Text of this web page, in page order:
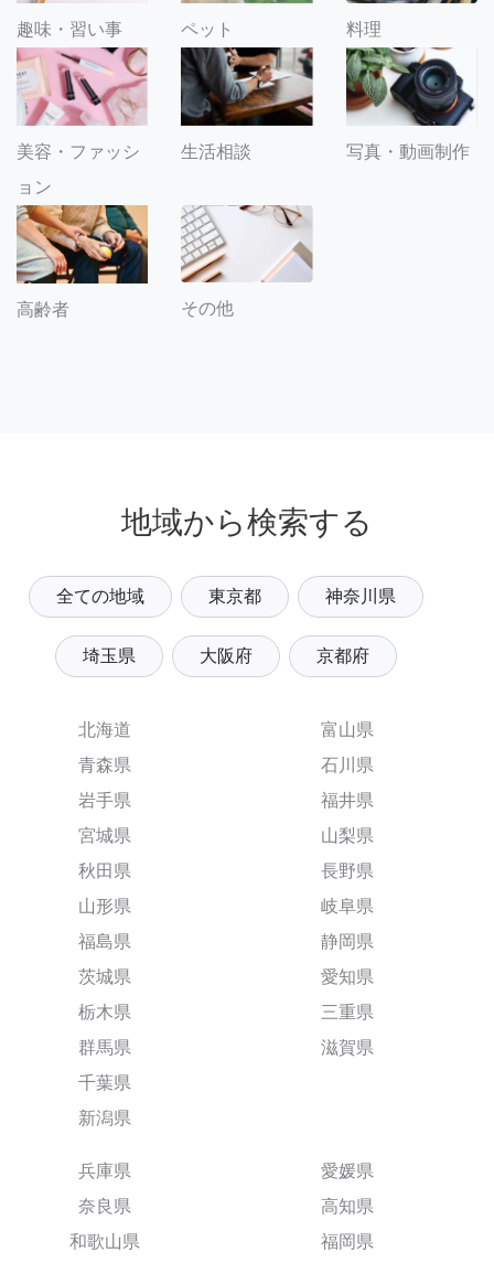
趣味・習い事 ペット 料理
美容・ファッシ
ョン
生活相談 写真・動画制作
高齢者 その他
地域から検索する
全ての地域 東京都 神奈川県
埼玉県 大阪府 京都府
北海道
青森県
岩手県
宮城県
秋田県
山形県
福島県
茨城県
栃木県
群馬県
千葉県
新潟県
富山県
石川県
福井県
山梨県
長野県
岐阜県
静岡県
愛知県
三重県
滋賀県
兵庫県
奈良県
和歌山県
愛媛県
高知県
福岡県